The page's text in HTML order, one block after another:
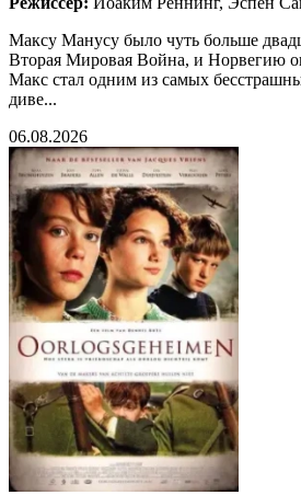
Максу Манусу было чуть больше
Вторая Мировая Война, и Норвегию
Макс стал одним из самых
диве...
06.08.2026